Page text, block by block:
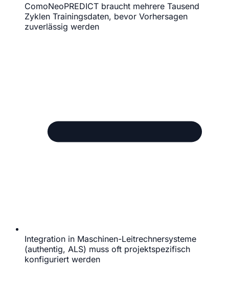
ComoNeoPREDICT braucht mehrere Tausend
Zyklen Trainingsdaten, bevor Vorhersagen
zuverlässig werden
Integration in Maschinen-Leitrechnersysteme
(authentig, ALS) muss oft projektspezifisch
konfiguriert werden